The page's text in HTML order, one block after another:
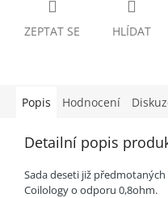
ZEPTAT SE HLÍDAT
Popis Hodnocení
Detailní popis
Sada deseti již
Coilology o odporu 0,8ohm.